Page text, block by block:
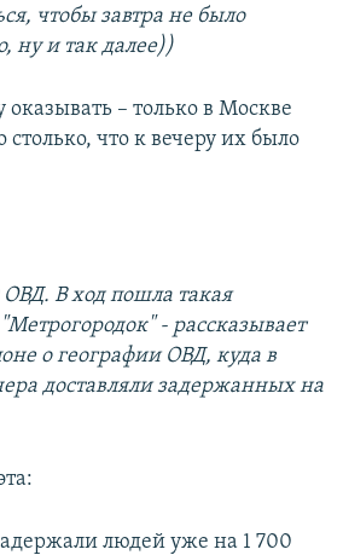
чтобы завтра не было
ну и так далее))
– только в Москве
что к вечеру их было
В ход пошла такая
- рассказывает
о географии ОВД, куда в
доставляли задержанных на
людей уже на 1 700